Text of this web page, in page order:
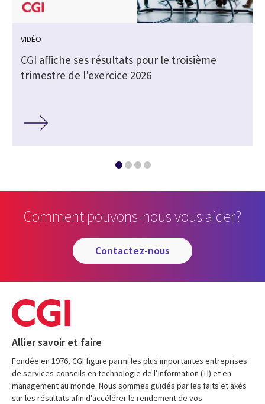
VIDÉO
CGI affiche ses résultats pour le troisième
trimestre de l'exercice 2026
Comment pouvons-nous vous aider?
contactez-nous
Allier savoir et faire
Fondée en 1976, CGI figure parmi les plus importantes entreprises
de services-conseils en technologie de l’information (TI) et en
management au monde. Nous sommes guidés par les faits et axés
sur les résultats afin d’accélérer le rendement de vos